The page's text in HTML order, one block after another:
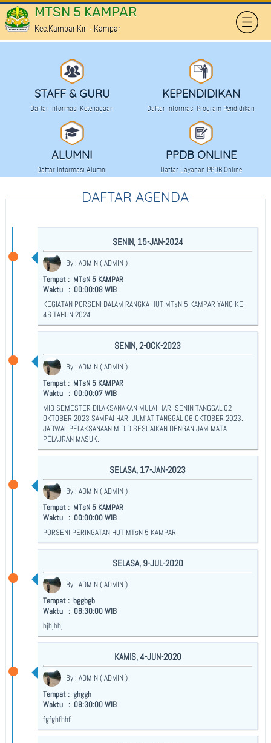
MTSN 5 KAMPAR
Kec.Kampar Kiri - Kampar
SEKAPUR SIRIH
KOMITE SEKOLAH
TATA TERTIB SEKOLAH
PRESTASI SEKOLAH
FASILITAS
KEPENDIDIKAN
KURIKULUM PENDIDIKAN
PROGRAM PENDIDIKAN
JADWAL PELAJARAN
KALENDER AKADEMIS
KETENAGAAN
STAFF & GURU
STRUKTUR ORGANISASI
PRESTASI GURU
KESISWAAN
ORGANISASI SISWA
PERKEMBANGAN SISWA
JUARA KELAS
PRESTASI SISWA
EKTRAKURIKULER
BEASISWA
PUBLIKASI
ARTIKEL
OPINI
AGENDA
STAFF & GURU
Daftar Informasi Ketenagaan
KEPENDIDIKAN
Daftar Informasi Program Pendidikan
ALUMNI
Daftar Informasi Alumni
PPDB ONLINE
Daftar Layanan PPDB Online
DAFTAR AGENDA
SENIN, 15-JAN-2024
By : ADMIN ( ADMIN )
Tempat : MTsN 5 KAMPAR
Waktu : 00:00:08 WIB
KEGIATAN PORSENI DALAM RANGKA HUT MTsN 5 KAMPAR YANG KE-
46 TAHUN 2024
SENIN, 2-OCK-2023
By : ADMIN ( ADMIN )
Tempat : MTsN 5 KAMPAR
Waktu : 00:00:07 WIB
MID SEMESTER DILAKSANAKAN MULAI HARI SENIN TANGGAL 02
OKTOBER 2023 SAMPAI HARI JUM'AT TANGGAL 06 OKTOBER 2023.
JADWAL PELAKSANAAN MID DISESUAIKAN DENGAN JAM MATA
PELAJRAN MASUK.
SELASA, 17-JAN-2023
By : ADMIN ( ADMIN )
Tempat : MTsN 5 KAMPAR
Waktu : 00:00:00 WIB
PORSENI PERINGATAN HUT MTsN 5 KAMPAR
SELASA, 9-JUL-2020
By : ADMIN ( ADMIN )
Tempat : bggbgb
Waktu : 08:30:00 WIB
hjhjhhj
KAMIS, 4-JUN-2020
By : ADMIN ( ADMIN )
Tempat : ghggh
Waktu : 08:30:00 WIB
fgfghfhhf